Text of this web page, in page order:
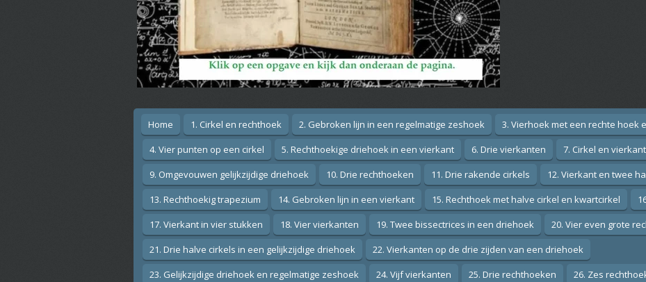
Home 1. Cirkel en rechthoek 2. Gebroken lijn in een regelmatige zeshoek
3. Vierhoek met een rechte hoek
4. Vier punten op een cirkel
5. Rechthoekige driehoek in een vierkant 6. Drie vierkanten 7. Cirkel en vierkant
9. Omgevouwen gelijkzijdige driehoek
10. Drie rechthoeken 11. Drie rakende cirkels
12. Vierkant en twee
13. Rechthoekig trapezium
14. Gebroken lijn in een vierkant 15. Rechthoek met halve cirkel en kwartcirkel
17. Vierkant in vier stukken
18. Vier vierkanten 19. Twee bissectrices in een driehoek
20. Vier even grote
21. Drie halve cirkels in een gelijkzijdige driehoek
22. Vierkanten op de drie zijden van een driehoek
23. Gelijkzijdige driehoek en regelmatige zeshoek
24. Vijf vierkanten 25. Drie rechthoeken
26. Zes